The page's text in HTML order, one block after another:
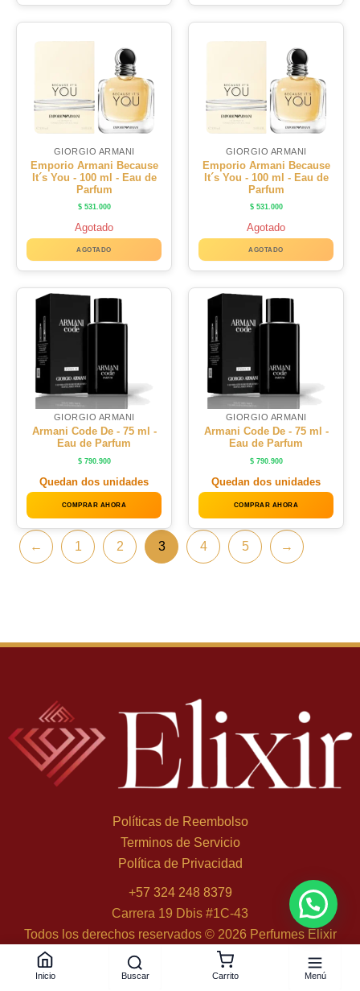
GIORGIO ARMANI
Emporio Armani Because
It´s You - 100 ml - Eau de
Parfum
$531.000
Agotado
AGOTADO
GIORGIO ARMANI
Emporio Armani Because
It´s You - 100 ml - Eau de
Parfum
$531.000
Agotado
AGOTADO
GIORGIO ARMANI
Armani Code De - 75 ml -
Eau de Parfum
$790.900
Quedan dos unidades
COMPRAR AHORA
GIORGIO ARMANI
Armani Code De - 75 ml -
Eau de Parfum
$790.900
Quedan dos unidades
COMPRAR AHORA
← 1 2 3 4 5 →
Políticas de Reembolso
Terminos de Servicio
Política de Privacidad
+57 324 248 8379
Carrera 19 Dbis #1C-43
Todos los derechos reservados © 2026 Perfumes Elixir
Inicio Buscar Carrito Menú
Valentina C. de Sogamoso
compró Set Stallion 53 2 Piezas - 100 ml, Eau de Parfum
×